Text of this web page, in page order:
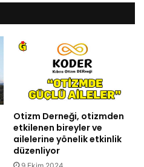
Otizm Derneği, otizmden
etkilenen bireyler ve
ailelerine yönelik etkinlik
düzenliyor